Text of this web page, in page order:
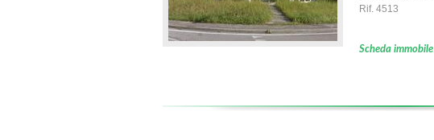
Rif. 4513
Scheda immobile